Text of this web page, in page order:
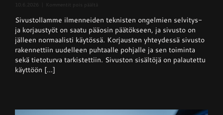
10.6.2026 Kommentit pois päältä
jälleen
normaalisti
käytössä
Sivustollamme ilmenneiden teknisten ongelmien selvitys-
ja korjaustyöt on saatu pääosin päätökseen, ja sivusto on
jälleen normaalisti käytössä. Korjausten yhteydessä sivusto
rakennettiin uudelleen puhtaalle pohjalle ja sen toiminta
sekä tietoturva tarkistettiin. Sivuston sisältöjä on palautettu
käyttöön [...]